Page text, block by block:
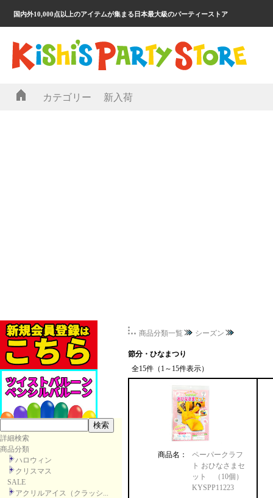
国内外10,000点以上のアイテムが集まる日本最大級のパーティーストア
カテゴリー 新入荷
詳細検索
商品分類
ハロウィン
クリスマス
SALE
アクリルアイス（クラッシ...
商品分類一覧 シーズン
節分・ひなまつり
全15件（1～15件表示）
商品名：
ペーパークラフ
ト おひなさまセ
ット （10個）
KYSPP11223